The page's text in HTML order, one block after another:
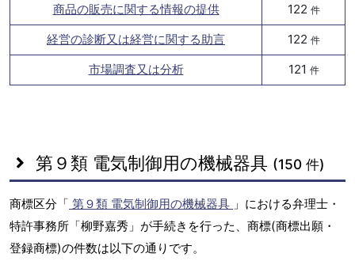
商品の販売に関する情報の提供
122 件
経営の診断又は経営に関する助言 122 件
市場調査又は分析 121 件
第９類 電気制御用の機械器具 (150 件)
商標区分「 第９類 電気制御用の機械器具 」における弁理士・
特許事務所「柳野嘉秀」が手続きを行った、商標(商標出願・
登録商標)の件数は以下の通りです。